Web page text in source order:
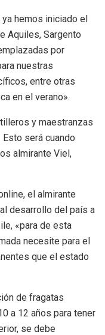
ya hemos iniciado el
Aquiles, Sargento
por
nuestras
entre otras
en el verano».
y maestranzas
Esto será cuando
almirante Viel,
el almirante
desarrollo del país a
«para de esta
necesite para el
que el estado
de fragatas
a 12 años para tener
se debe